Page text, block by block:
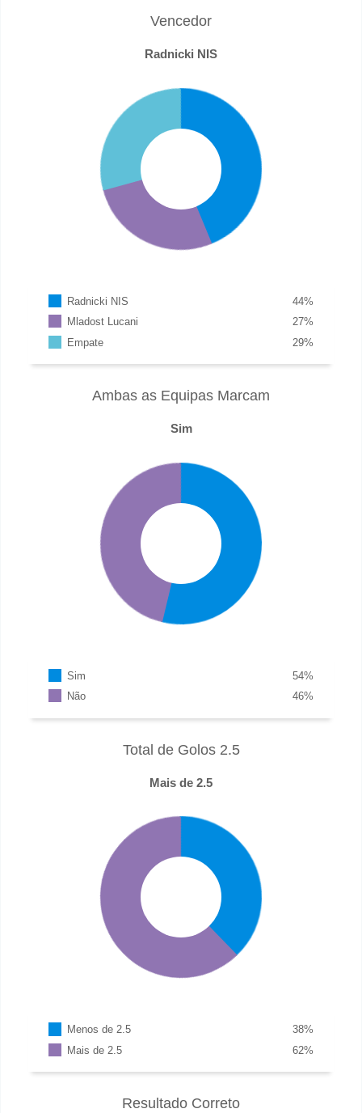
Vencedor
Radnicki NIS
Radnicki NIS %
44
Mladost Lucani
%
27
Empate
%
29
Ambas as Equipas Marcam
Sim
Sim %
54
Não
%
46
Total de Golos 2.5
Mais de 2.5
Menos de 2.5 %
38
Mais de 2.5
%
62
Resultado Correto